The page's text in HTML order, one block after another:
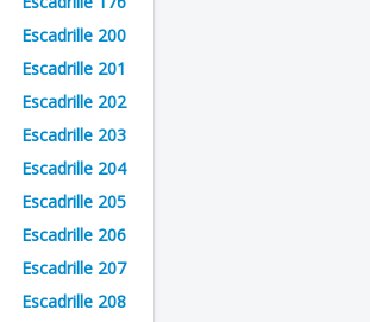
Escadrille 200
Escadrille 201
Escadrille 202
Escadrille 203
Escadrille 204
Escadrille 205
Escadrille 206
Escadrille 207
Escadrille 208